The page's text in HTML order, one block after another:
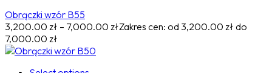
Obrączki wzór B55
3,200.00 zł – 7,000.00 złZakres cen: od 3,200.00 zł do
7,000.00 zł